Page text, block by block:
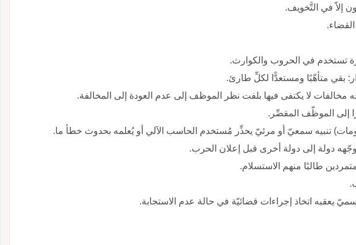
إلاّ في التَّخويف.
القضاء.
تستخدم في الحروب والكوارث.
بقي متأهّبًا ومستعدًّا لكلِّ طارئ.
مخالفات لا يكتفى فيها بلفت نظر الموظف إلى عدم العودة إلى المخالفة.
إلى الموظّف المقصِّر.
تنبيه سمعيّ أو مرئيّ يحذِّر مُستخدم الحاسب الآلي أو يُعلمه بحدوث خطأ ما.
دولة إلى دولة أخرى قبل إعلان الحرب.
طالبًا منهم الاستسلام.
يعقبه اتخاذ إجراءات قضائيّة في حالة عدم الاستجابة.